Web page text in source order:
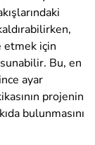
etmek için
Bu, en
ayar
projenin
bulunmasını